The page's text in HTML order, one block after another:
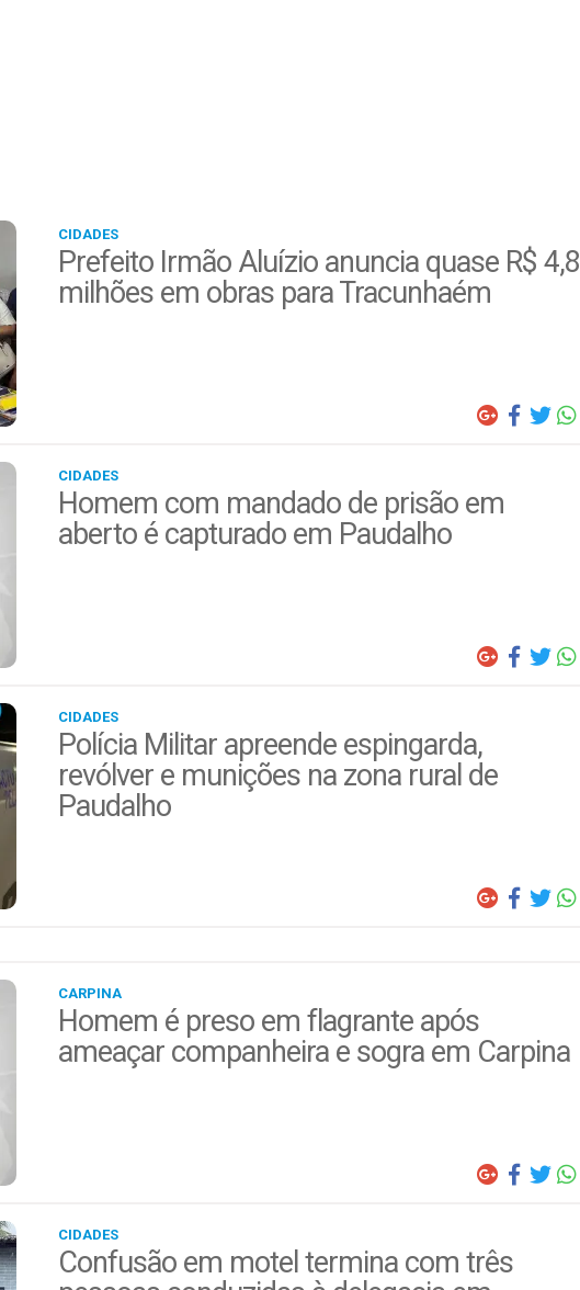
CIDADES
Prefeito Irmão Aluízio anuncia quase R$ 4,8
milhões em obras para Tracunhaém
CIDADES
Homem com mandado de prisão em
aberto é capturado em Paudalho
CIDADES
Polícia Militar apreende espingarda,
revólver e munições na zona rural de
Paudalho
CARPINA
Homem é preso em flagrante após
ameaçar companheira e sogra em Carpina
CIDADES
Confusão em motel termina com três